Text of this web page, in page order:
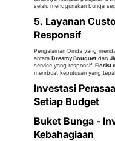
selalu menggunakan bunga
5. Layanan
Responsif
Pengalaman Dinda yang
antara Dreamy Bouquet dan
service yang responsif. Florist
membuat keputusan yang
Investasi
Setiap Budget
Buket Bunga -
Kebahagiaan